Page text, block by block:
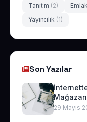
Tanıtım (2) Emlak
Yayıncılık (1)
Son Yazılar
29 Mayıs